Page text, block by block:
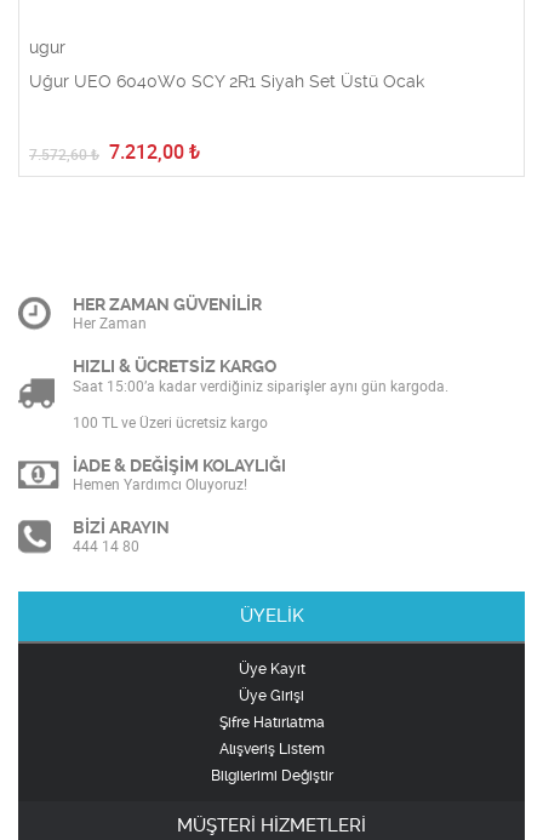
ugur
Uğur UEO 6040W0 SCY 2R1 Siyah Set Üstü Ocak
7.572,60₺ 7.212,00 ₺
HER ZAMAN GÜVENİLİR
Her Zaman
HIZLI & ÜCRETSİZ KARGO
Saat 15:00’a kadar verdiğiniz siparişler aynı gün kargoda.
100 TL ve Üzeri ücretsiz kargo
İADE & DEĞİŞİM KOLAYLIĞI
Hemen Yardımcı Oluyoruz!
BİZİ ARAYIN
444 14 80
ÜYELİK
Üye Kayıt
Üye Girişi
Şifre Hatırlatma
Alışveriş Listem
Bilgilerimi Değiştir
MÜŞTERİ HİZMETLERİ